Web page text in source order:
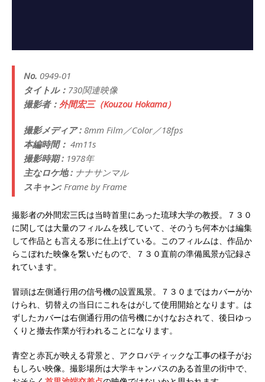
No. 0949-01
タイトル： 730関連映像
撮影者： 外間宏三（Kouzou Hokama）
撮影メディア : 8mm Film／Color／18fps
本編時間： 4m11s
撮影時期 : 1978年
主なロケ地 : ナナサンマル
スキャン: Frame by Frame
撮影者の外間宏三氏は当時首里にあった琉球大学の教授。７３０
に関しては大量のフィルムを残していて、そのうち何本かは編集
して作品とも言える形に仕上げている。このフィルムは、作品か
らこぼれた映像を繋いだもので、７３０直前の準備風景が記録さ
れています。
冒頭は左側通行用の信号機の設置風景。７３０まではカバーがか
けられ、切替えの当日にこれをはがして使用開始となります。は
ずしたカバーは右側通行用の信号機にかけなおされて、後日ゆっ
くりと撤去作業が行われることになります。
青空と赤瓦が映える背景と、アクロバティックな工事の様子がお
もしろい映像。撮影場所は大学キャンパスのある首里の街中で、